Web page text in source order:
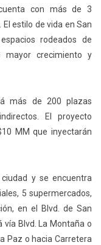
con más de 3
estilo de vida en San
rodeados de
crecimiento y
más de 200 plazas
El proyecto
MM que inyectarán
y se encuentra
5 supermercados,
en el Blvd. de San
vía Blvd. La Montaña o
Paz o hacia Carretera